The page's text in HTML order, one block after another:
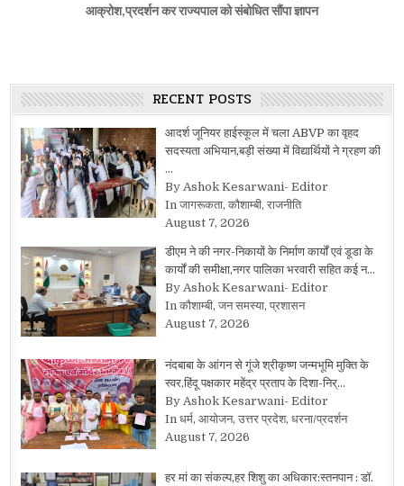
आक्रोश,प्रदर्शन कर राज्यपाल को संबोधित सौंपा ज्ञापन
RECENT POSTS
आदर्श जूनियर हाईस्कूल में चला ABVP का वृहद
सदस्यता अभियान,बड़ी संख्या में विद्यार्थियों ने ग्रहण की
…
By Ashok Kesarwani- Editor
In जागरूकता, कौशाम्बी, राजनीति
August 7, 2026
डीएम ने की नगर-निकायों के निर्माण कार्यों एवं डूडा के
कार्यों की समीक्षा,नगर पालिका भरवारी सहित कई न…
By Ashok Kesarwani- Editor
In कौशाम्बी, जन समस्या, प्रशासन
August 7, 2026
नंदबाबा के आंगन से गूंजे श्रीकृष्ण जन्मभूमि मुक्ति के
स्वर,हिंदू पक्षकार महेंद्र प्रताप के दिशा-निर्…
By Ashok Kesarwani- Editor
In धर्म, आयोजन, उत्तर प्रदेश, धरना/प्रदर्शन
August 7, 2026
हर मां का संकल्प,हर शिशु का अधिकार:स्तनपान : डॉ.